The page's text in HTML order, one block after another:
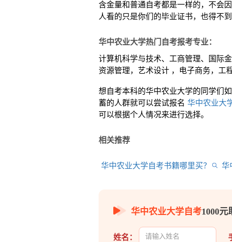
含金量和普通自考都是一样的，不会
人看的只是你们的毕业证书，也得不
华中农业大学热门自考报考专业：
计算机科学与技术、工商管理、国际
资源管理，艺术设计 ，电子商务，工
想自考本科的华中农业大学的同学们
蓄的人群就可以尝试报名 华中农业大
可以根据个人情况来进行选择。
相关推荐
华中农业大学自考书籍哪里买？ 华
华中农业大学自考1000元
姓名：